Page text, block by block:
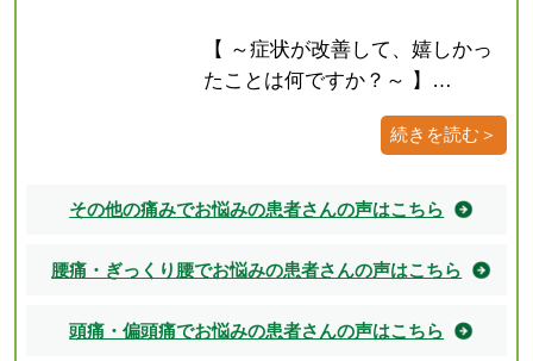
【 ～症状が改善して、嬉しかっ
たことは何ですか？～ 】…
続きを読む＞
その他の痛みでお悩みの患者さんの声はこちら
腰痛・ぎっくり腰でお悩みの患者さんの声はこちら
頭痛・偏頭痛でお悩みの患者さんの声はこちら